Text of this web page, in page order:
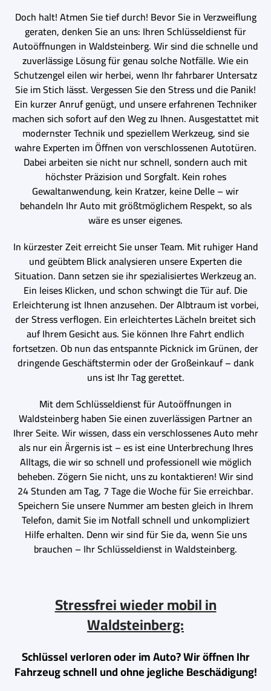
Doch halt! Atmen Sie tief durch! Bevor Sie in Verzweiflung
geraten, denken Sie an uns: Ihren Schlüsseldienst für
Autoöffnungen in Waldsteinberg. Wir sind die schnelle und
zuverlässige Lösung für genau solche Notfälle. Wie ein
Schutzengel eilen wir herbei, wenn Ihr fahrbarer Untersatz
Sie im Stich lässt. Vergessen Sie den Stress und die Panik!
Ein kurzer Anruf genügt, und unsere erfahrenen Techniker
machen sich sofort auf den Weg zu Ihnen. Ausgestattet mit
modernster Technik und speziellem Werkzeug, sind sie
wahre Experten im Öffnen von verschlossenen Autotüren.
Dabei arbeiten sie nicht nur schnell, sondern auch mit
höchster Präzision und Sorgfalt. Kein rohes
Gewaltanwendung, kein Kratzer, keine Delle – wir
behandeln Ihr Auto mit größtmöglichem Respekt, so als
wäre es unser eigenes.
In kürzester Zeit erreicht Sie unser Team. Mit ruhiger Hand
und geübtem Blick analysieren unsere Experten die
Situation. Dann setzen sie ihr spezialisiertes Werkzeug an.
Ein leises Klicken, und schon schwingt die Tür auf. Die
Erleichterung ist Ihnen anzusehen. Der Albtraum ist vorbei,
der Stress verflogen. Ein erleichtertes Lächeln breitet sich
auf Ihrem Gesicht aus. Sie können Ihre Fahrt endlich
fortsetzen. Ob nun das entspannte Picknick im Grünen, der
dringende Geschäftstermin oder der Großeinkauf – dank
uns ist Ihr Tag gerettet.
Mit dem Schlüsseldienst für Autoöffnungen in
Waldsteinberg haben Sie einen zuverlässigen Partner an
Ihrer Seite. Wir wissen, dass ein verschlossenes Auto mehr
als nur ein Ärgernis ist – es ist eine Unterbrechung Ihres
Alltags, die wir so schnell und professionell wie möglich
beheben. Zögern Sie nicht, uns zu kontaktieren! Wir sind
24 Stunden am Tag, 7 Tage die Woche für Sie erreichbar.
Speichern Sie unsere Nummer am besten gleich in Ihrem
Telefon, damit Sie im Notfall schnell und unkompliziert
Hilfe erhalten. Denn wir sind für Sie da, wenn Sie uns
brauchen – Ihr Schlüsseldienst in Waldsteinberg.
Stressfrei wieder mobil in
Waldsteinberg:
Schlüssel verloren oder im Auto? Wir öffnen Ihr
Fahrzeug schnell und ohne jegliche Beschädigung!